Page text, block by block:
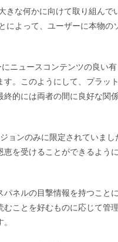
きな何かに向けて取り組んで
によって、ユーザーに本物の
ニュースコンテンツの良い有
。このようにして、プラット
的には両者の間に良好な関
ョンのみに限定されていまし
を受けることができるように
ネルの目撃情報を持つことに
ことを好むものに応じて管理